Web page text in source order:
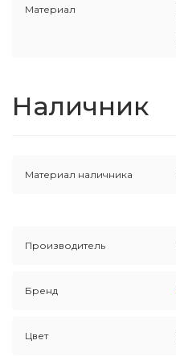
Материал
Наличник
Материал наличника
Производитель
Бренд
Цвет